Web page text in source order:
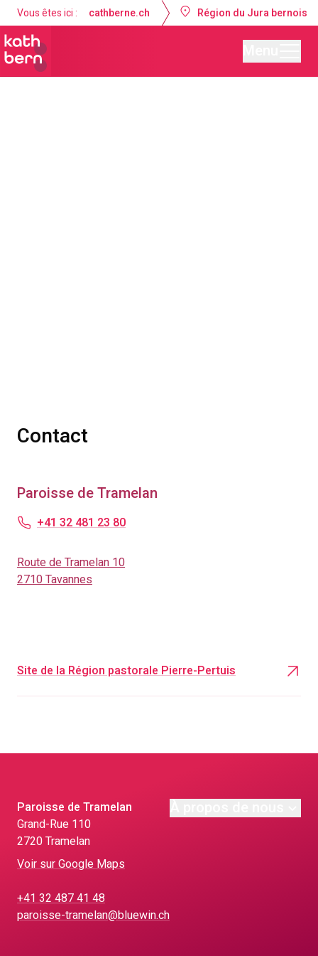
Vous êtes ici : cathberne.ch Région du Jura bernois
Contact
Paroisse de Tramelan
+41 32 481 23 80
Route de Tramelan 10
2710 Tavannes
Site de la Région pastorale Pierre-Pertuis
Paroisse de Tramelan
Grand-Rue 110
2720 Tramelan
Voir sur Google Maps
+41 32 487 41 48
paroisse-tramelan@bluewin.ch